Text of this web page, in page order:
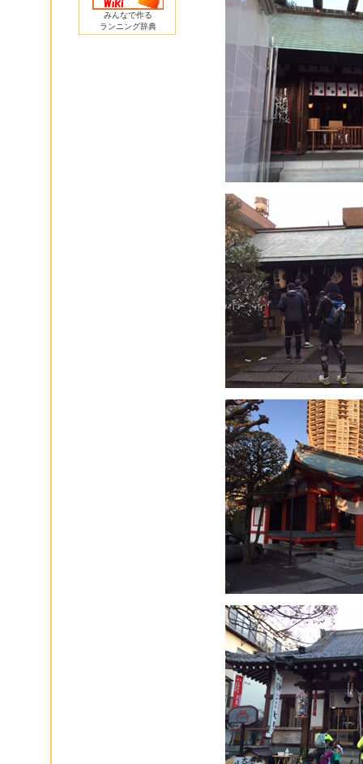
みんなで作る
ランニング辞典